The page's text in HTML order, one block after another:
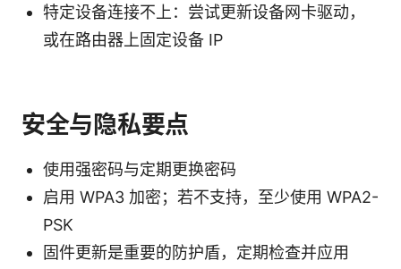
特定设备连接不上：尝试更新设备网卡驱动，
或在路由器上固定设备 IP
安全与隐私要点
使用强密码与定期更换密码
启用 WPA3 加密；若不支持，至少使用 WPA2-
PSK
固件更新是重要的防护盾，定期检查并应用